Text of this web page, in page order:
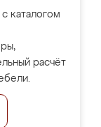
каталогом
расчёт